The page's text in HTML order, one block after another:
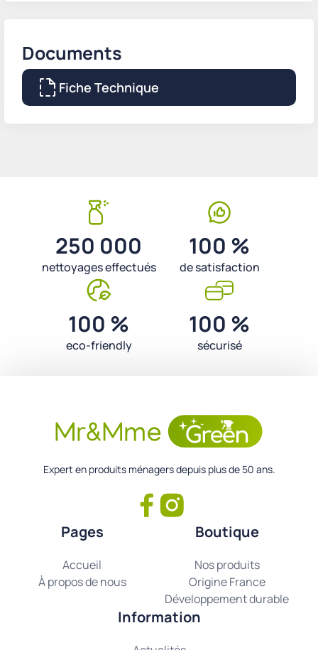
Documents
Fiche Technique
250 000
nettoyages effectués
100 %
de satisfaction
100 %
eco-friendly
100 %
sécurisé
Expert en produits ménagers depuis plus de 50 ans.
Pages
Accueil
À propos de nous
Boutique
Nos produits
Origine France
Développement durable
Information